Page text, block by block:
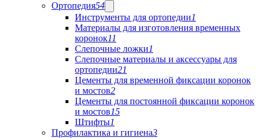
Ортопедия54
Инструменты для ортопедии1
Материалы для изготовления временных
коронок11
Слепочные ложки1
Слепочные материалы и аксессуары для
ортопедии21
Цементы для временной фиксации коронок
и мостов2
Цементы для постоянной фиксации коронок
и мостов15
Штифты1
Профилактика и гигиена3